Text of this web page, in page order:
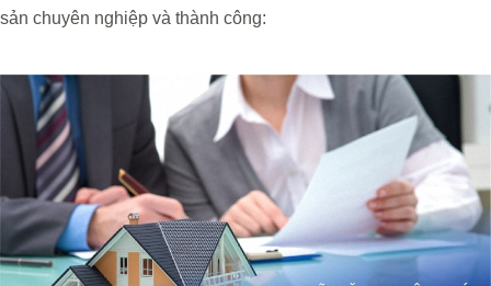
sản chuyên nghiệp và thành công: